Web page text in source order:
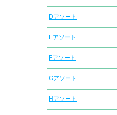
Dアソート
Eアソート
Fアソート
Gアソート
Hアソート